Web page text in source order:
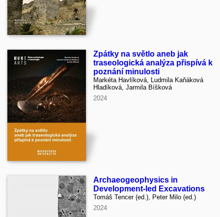
Zpátky na světlo aneb jak
traseologická analýza přispívá k
poznání minulosti
Markéta Havlíková, Ludmila Kaňáková
Hladíková, Jarmila Bíšková
2024
Archaeogeophysics in
Development-led Excavations
Tomáš Tencer (ed.), Peter Milo (ed.)
2024